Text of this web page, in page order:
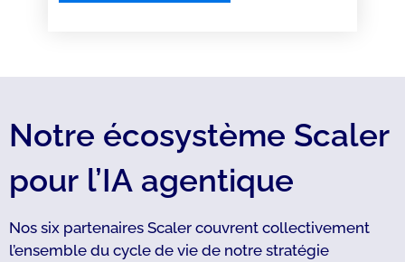
Notre écosystème Scaler
pour l’IA agentique
Nos six partenaires Scaler couvrent collectivement
l’ensemble du cycle de vie de notre stratégie